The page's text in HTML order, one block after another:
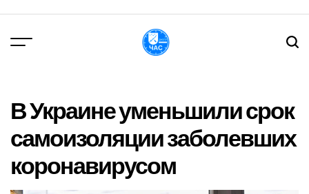
вмісту
В Украине уменьшили срок
самоизоляции заболевших
коронавирусом